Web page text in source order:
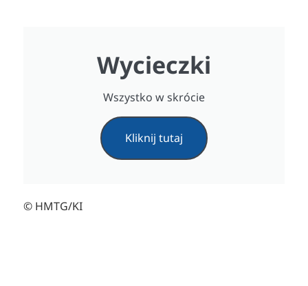
Wycieczki
Wszystko w skrócie
Kliknij tutaj
© HMTG/KI